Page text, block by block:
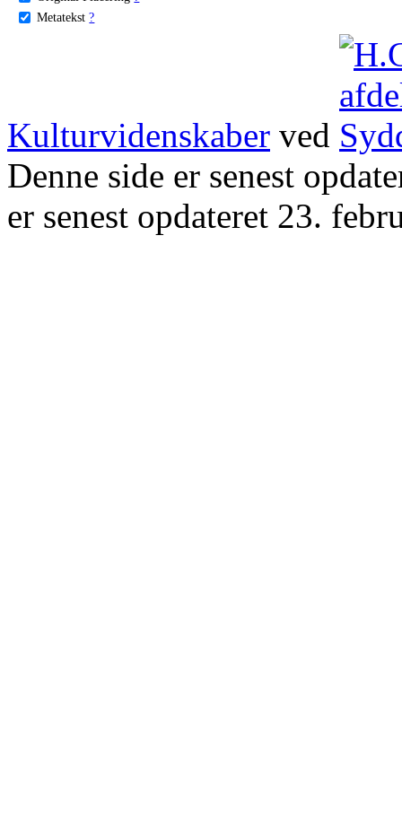
Metatekst ?
Kulturvidenskaber ved
Denne side er senest
er senest opdateret 23.